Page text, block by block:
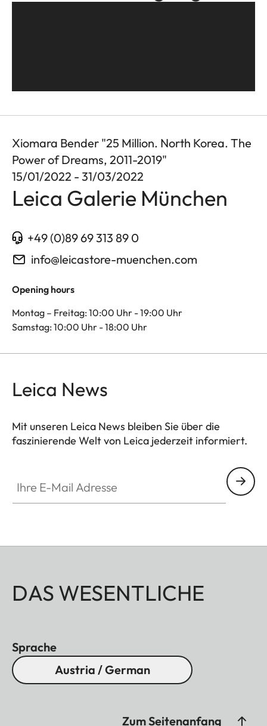
Xiomara Bender "25 Million. North Korea. The
Power of Dreams, 2011-2019"
15/01/2022 - 31/03/2022
Leica Galerie München
+49 (0)89 69 313 89 0
info@leicastore-muenchen.com
Opening hours
Montag – Freitag: 10:00 Uhr - 19:00 Uhr
Samstag: 10:00 Uhr - 18:00 Uhr
Leica News
Mit unseren Leica News bleiben Sie über die
faszinierende Welt von Leica jederzeit informiert.
DAS WESENTLICHE
Sprache
Austria / German
Zum Seitenanfang